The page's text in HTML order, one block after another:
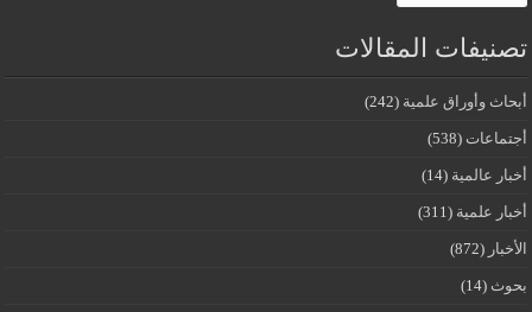
تصنيفات المقالات
أبحاث وأوراق علمية (242)
أجتماعات (538)
أخبار عالمية (14)
أخبار علمية (311)
الأخبار (872)
بحوث (14)